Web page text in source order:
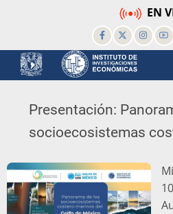
principal
EN
Presentación:
socioecosistemas